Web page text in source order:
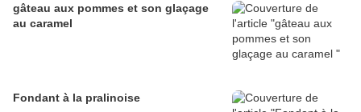
gâteau aux pommes et son glaçage
au caramel
Fondant à la pralinoise